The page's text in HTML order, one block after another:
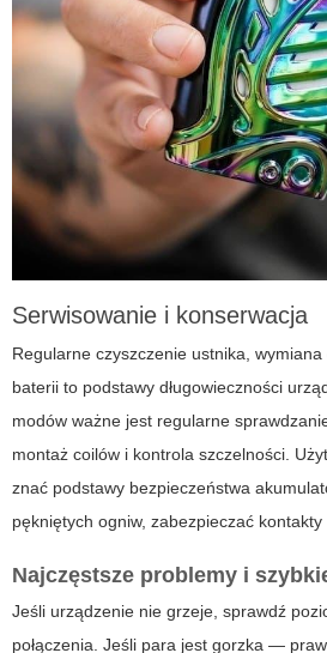
Serwisowanie i konserwacja
Regularne czyszczenie ustnika, wymiana
baterii to podstawy długowieczności
modów ważne jest regularne
montaż coilów i kontrola szczelności.
znać podstawy bezpieczeństwa
pękniętych ogniw, zabezpieczać
Najczęstsze problemy i
Jeśli urządzenie nie grzeje, sprawdź
połączenia. Jeśli para jest gorzka —